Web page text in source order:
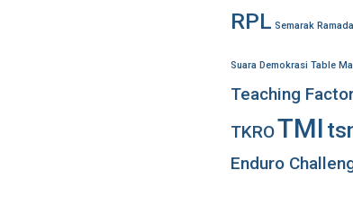
RPL Semarak
Suara Demokrasi Table
Teaching
TKROTMI
Enduro